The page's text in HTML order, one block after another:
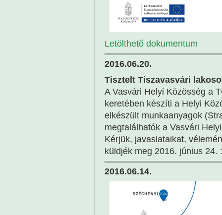
Letölthető dokumentum
2016.06.20.
Tisztelt Tiszavasvári
A Vasvári Helyi Közösség a
keretében készíti a Helyi
elkészült munkaanyagok
megtalálhatók a Vasvári
Kérjük, javaslataikat,
küldjék meg 2016. június 24.
2016.06.14.